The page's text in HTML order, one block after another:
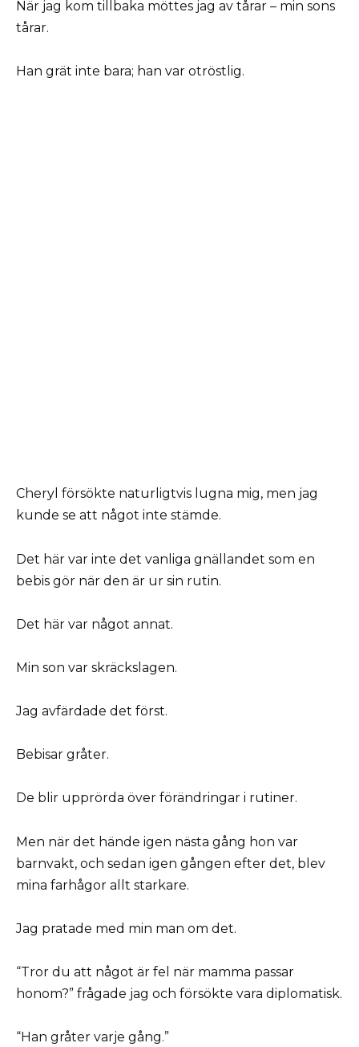
När jag kom tillbaka möttes jag av tårar – min sons
tårar.
Han grät inte bara; han var otröstlig.
Cheryl försökte naturligtvis lugna mig, men jag
kunde se att något inte stämde.
Det här var inte det vanliga gnällandet som en
bebis gör när den är ur sin rutin.
Det här var något annat.
Min son var skräckslagen.
Jag avfärdade det först.
Bebisar gråter.
De blir upprörda över förändringar i rutiner.
Men när det hände igen nästa gång hon var
barnvakt, och sedan igen gången efter det, blev
mina farhågor allt starkare.
Jag pratade med min man om det.
“Tror du att något är fel när mamma passar
honom?” frågade jag och försökte vara diplomatisk.
“Han gråter varje gång.”